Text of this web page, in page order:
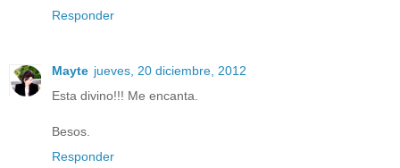
Responder
Mayte jueves, 20 diciembre, 2012
Esta divino!!! Me encanta.
Besos.
Responder